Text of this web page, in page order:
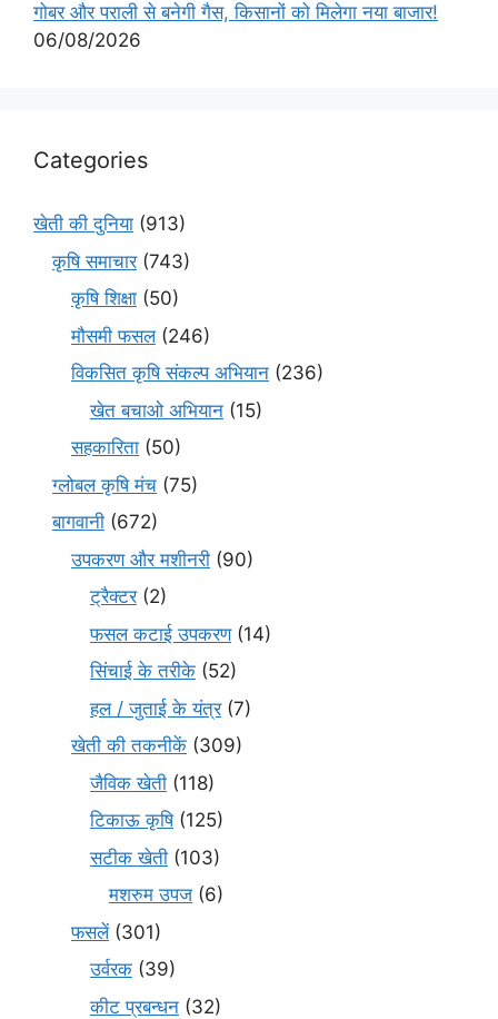
गोबर और पराली से बनेगी गैस, किसानों को मिलेगा नया बाजार!
06/08/2026
Categories
खेती की दुनिया (913)
कृषि समाचार(743)
कृषि शिक्षा (50)
मौसमी फसल(246)
विकसित कृषि संकल्प अभियान (236)
खेत बचाओ अभियान (15)
सहकारिता (50)
ग्लोबल कृषि मंच (75)
बागवानी (672)
उपकरण और मशीनरी (90)
ट्रैक्टर(2)
फसल कटाई उपकरण(14)
सिंचाई के तरीके (52)
हल / जुताई के यंत्र(7)
खेती की तकनीकें (309)
जैविक खेती (118)
टिकाऊ कृषि(125)
सटीक खेती (103)
मशरुम उपज (6)
फसलें(301)
उर्वरक (39)
कीट प्रबन्धन (32)